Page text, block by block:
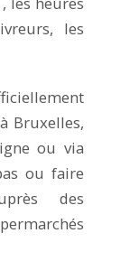
les
Bruxelles,
ou via
ou faire
des